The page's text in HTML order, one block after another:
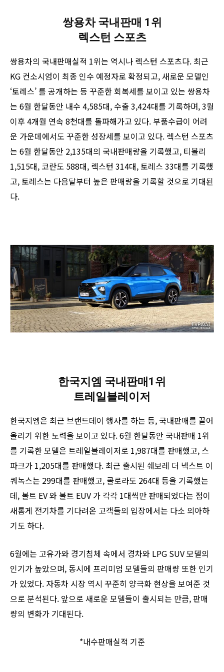
쌍용차 국내판매 1위
렉스턴 스포츠
쌍용차의 국내판매실적 1위는 역시나 렉스턴 스포츠다. 최근
KG 컨소시엄이 최종 인수 예정자로 확정되고, 새로운 모델인
‘토레스’ 를 공개하는 등 꾸준한 회복세를 보이고 있는 쌍용차
는 6월 한달동안 내수 4,585대, 수출 3,424대를 기록하며, 3월
이후 4개월 연속 8천대를 돌파해가고 있다. 부품수급이 어려
운 가운데에서도 꾸준한 성장세를 보이고 있다. 렉스턴 스포츠
는 6월 한달동안 2,135대의 국내판매량을 기록했고, 티볼리
1,515대, 코란도 588대, 렉스턴 314대, 토레스 33대를 기록했
고, 토레스는 다음달부터 높은 판매량을 기록할 것으로 기대된
다.
한국지엠 국내판매1위
트레일블레이저
한국지엠은 최근 브랜드데이 행사를 하는 등, 국내판매를 끌어
올리기 위한 노력을 보이고 있다. 6월 한달동안 국내판매 1위
를 기록한 모델은 트레일블레이저로 1,987대를 판매했고, 스
파크가 1,205대를 판매했다. 최근 출시된 쉐보레 더 넥스트 이
쿼녹스는 299대를 판매했고, 콜로라도 264대 등을 기록했는
데, 볼트 EV 와 볼트 EUV 가 각각 1대씩만 판매되었다는 점이
새롭게 전기차를 기다려온 고객들의 입장에서는 다소 의아하
기도 하다.
6월에는 고유가와 경기침체 속에서 경차와 LPG SUV 모델의
인기가 높았으며, 동시에 프리미엄 모델들의 판매량 또한 인기
가 있었다. 자동차 시장 역시 꾸준히 양극화 현상을 보여준 것
으로 분석된다. 앞으로 새로운 모델들이 출시되는 만큼, 판매
량의 변화가 기대된다.
*내수판매실적 기준